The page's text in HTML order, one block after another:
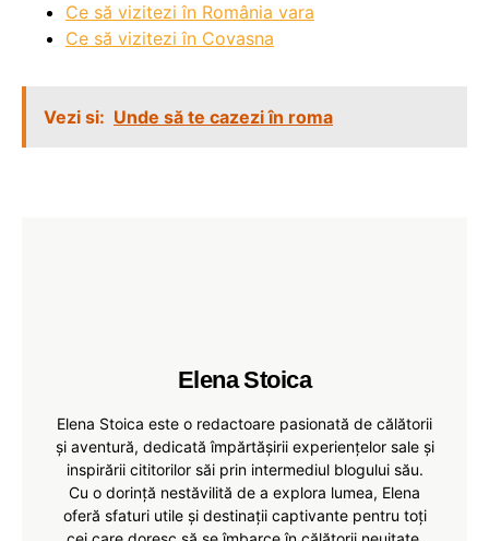
Ce să vizitezi în România vara
Ce să vizitezi în Covasna
Vezi si: Unde să te cazezi în roma
Elena Stoica
Elena Stoica este o redactoare pasionată de călătorii
și aventură, dedicată împărtășirii experiențelor sale și
inspirării cititorilor săi prin intermediul blogului său.
Cu o dorință nestăvilită de a explora lumea, Elena
oferă sfaturi utile și destinații captivante pentru toți